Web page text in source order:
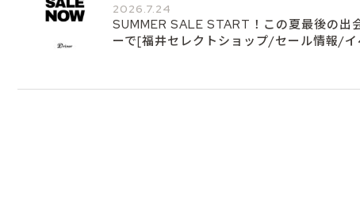
2026.7.24
SUMMER SALE START！この夏最後の出
ーで[福井セレクトショップ/セール情報/イ